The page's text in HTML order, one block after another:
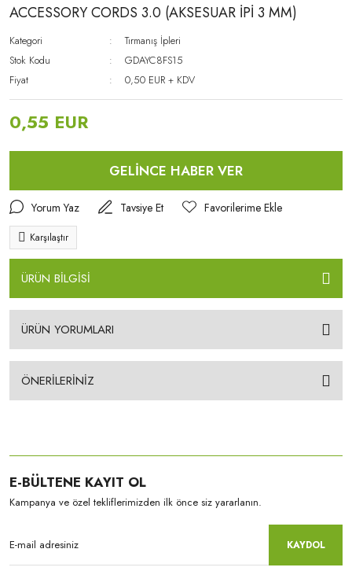
ACCESSORY CORDS 3.0 (AKSESUAR İPİ 3 MM)
Kategori
Tırmanış İpleri
Stok Kodu
GDAYC8FS15
Fiyat
0,50 EUR + KDV
0,55 EUR
GELİNCE HABER VER
Yorum Yaz Tavsiye Et
Karşılaştır
ÜRÜN BİLGİSİ
ÜRÜN YORUMLARI
ÖNERİLERİNİZ
E-BÜLTENE KAYIT OL
Kampanya ve özel tekliflerimizden ilk önce siz yararlanın.
KAYDOL